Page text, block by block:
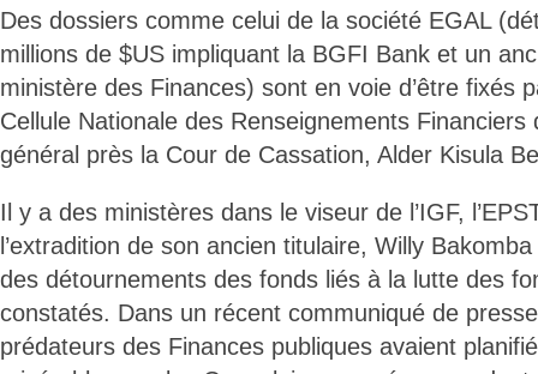
Des dossiers comme celui de la société EGAL
millions de $US impliquant la BGFI Bank et un
ministère des Finances) sont en voie d’être fixés
Cellule Nationale des Renseignements Financiers
général près la Cour de Cassation, Alder Kisula
Il y a des ministères dans le viseur de l’IGF,
l’extradition de son ancien titulaire, Willy
des détournements des fonds liés à la lutte des
constatés. Dans un récent communiqué de
prédateurs des Finances publiques avaient